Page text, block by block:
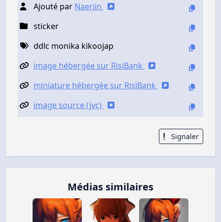
Ajouté par Naeriin
sticker
ddlc monika kikoojap
image hébergée sur RisiBank
miniature hébergée sur RisiBank
image source (jvc)
Signaler
Médias similaires